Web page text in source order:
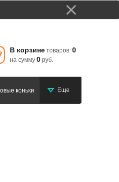
В корзине товаров: 0
на сумму 0 руб.
коньки Еще